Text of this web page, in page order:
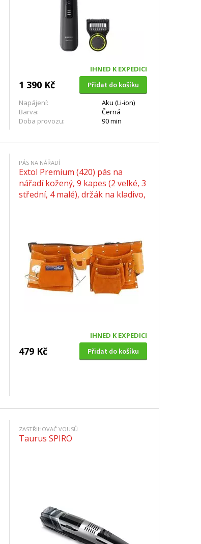
IHNED K EXPEDICI
1 390 Kč
Přidat do košíku
Napájení:
Aku (Li-ion)
Barva:
Černá
Doba provozu:
90 min
PÁS NA NÁŘADÍ
Extol Premium (420) pás na
nářadí kožený, 9 kapes (2 velké, 3
střední, 4 malé), držák na kladivo,
IHNED K EXPEDICI
479 Kč Přidat do košíku
ZASTŘIHOVAČ VOUSŮ
Taurus SPIRO